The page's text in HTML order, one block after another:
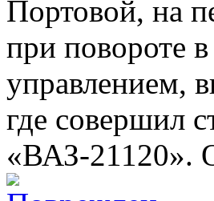
Портовой, на
при повороте
управлением,
где совершил
«ВАЗ-21120».